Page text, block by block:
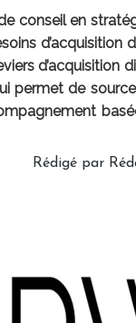
conseil en
d’acquisition
d’acquisition
permet de
Rédigé par